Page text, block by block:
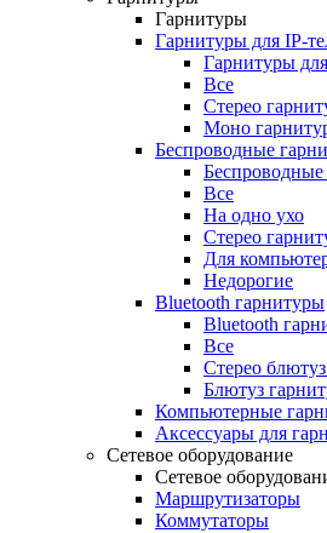
Гарнитуры
Гарнитуры для IP-
Гарнитуры
Все
Стерео
Моно
Беспроводные
Все
На одно ухо
Стерео
Для
Недорогие
Bluetooth гарнитуры
Bluetooth
Все
Стерео
Блютуз
Компьютерные
Аксессуары для
Сетевое оборудование
Сетевое
Маршрутизаторы
Коммутаторы